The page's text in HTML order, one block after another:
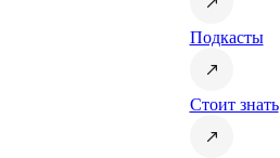
Подкасты
Стоит знать